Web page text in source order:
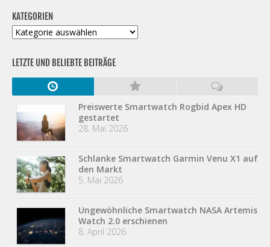
KATEGORIEN
Kategorien
LETZTE UND BELIEBTE BEITRÄGE
Preiswerte Smartwatch Rogbid Apex HD
gestartet
28. Mai 2026
Schlanke Smartwatch Garmin Venu X1 auf
den Markt
5. Mai 2026
Ungewöhnliche Smartwatch NASA Artemis
Watch 2.0 erschienen
8. April 2026